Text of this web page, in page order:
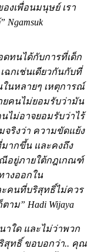
งเพื่อนมนุษย์ เรา
ทนได้กับการที่เด็ก
ฉกเช่นเดียวกันกับที่
ในหลายๆ เหตุการณ์
ยคนไม่ยอมรับว่ามัน
ไม่อาจยอมรับว่าไร้
ริงว่า ความขัดแย้ง
ากขึ้น และคงถึง
ณีอยู่ภายใต้กฎเกณฑ์
างออกใน
คนที่บริสุทธิ์ไม่ควร
าม” Hadi Wijaya
าใด และไม่ว่าพวก
สุทธิ์ ขอบอกว่า.. คุณ